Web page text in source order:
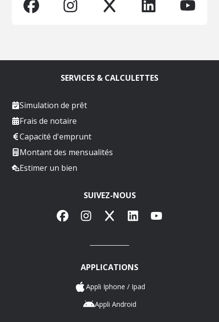
SERVICES & CALCULETTES
Simulation de prêt
Frais de notaire
Capacité d'emprunt
Montant des mensualités
Estimer un bien
SUIVEZ-NOUS
FacebookInstagram
X LinkedInYouTube
APPLICATIONS
Appli Iphone / Ipad
Appli Android